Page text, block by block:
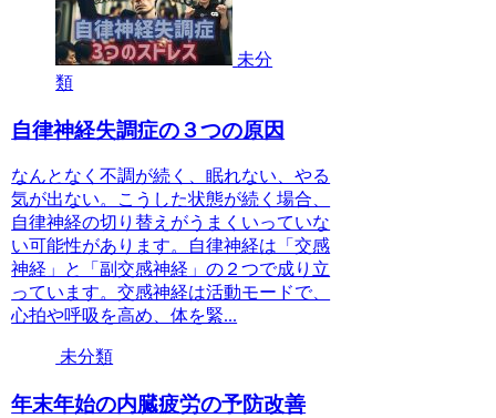
未分
類
自律神経失調症の３つの原因
なんとなく不調が続く、眠れない、やる
気が出ない。こうした状態が続く場合、
自律神経の切り替えがうまくいっていな
い可能性があります。自律神経は「交感
神経」と「副交感神経」の２つで成り立
っています。交感神経は活動モードで、
心拍や呼吸を高め、体を緊...
未分類
年末年始の内臓疲労の予防改善